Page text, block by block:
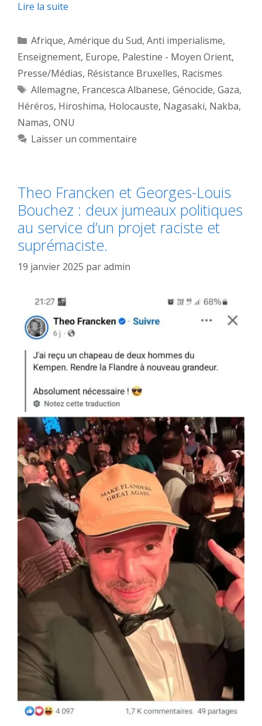
Lire la suite
Catégories
Afrique, Amérique du Sud, Anti imperialisme,
Enseignement, Europe, Palestine - Moyen Orient,
Presse/Médias, Résistance Bruxelles, Racismes
Étiquettes
Allemagne, Francesca Albanese, Génocide, Gaza,
Héréros, Hiroshima, Holocauste, Nagasaki, Nakba,
Namas, ONU
Laisser un commentaire
Theo Francken et Georges-Louis
Bouchez : deux jumeaux politiques
au service d’un projet raciste et
suprémaciste.
19 janvier 2025 paradmin